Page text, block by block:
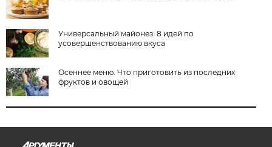
Универсальный майонез. 8 идей по
усовершенствованию вкуса
Осеннее меню. Что приготовить из последних
фруктов и овощей